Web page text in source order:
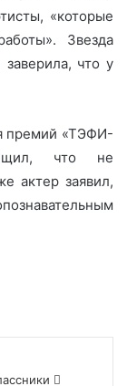
«которые
Звезда
что у
премий «ТЭФИ-
что не
актер заявил,